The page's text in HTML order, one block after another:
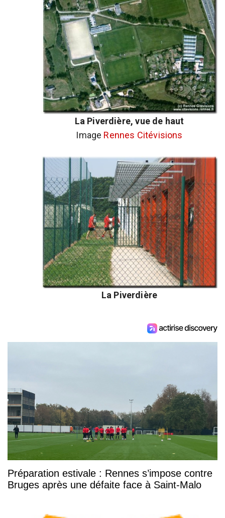
La Piverdière, vue de haut
Image Rennes Citévisions
La Piverdière
Préparation estivale : Rennes s’impose contre
Bruges après une défaite face à Saint-Malo